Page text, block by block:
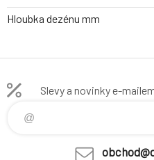
Hloubka dezénu mm
Slevy a novinky e-